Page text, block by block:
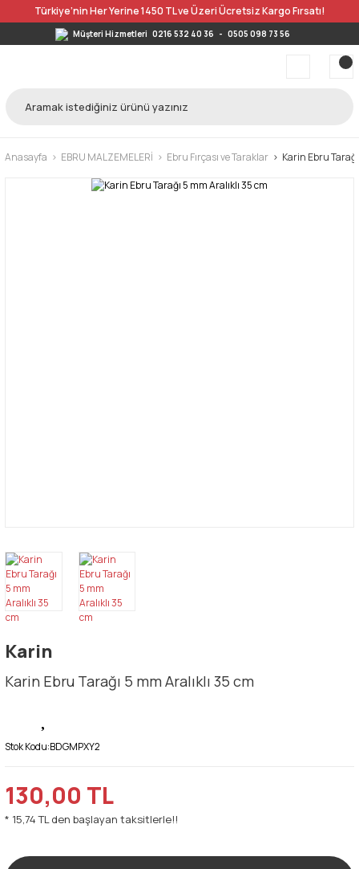
Türkiye’nin Her Yerine 1450 TL ve Üzeri Ücretsiz Kargo Fırsatı!
Müşteri Hizmetleri 0216 532 40 36 - 0505 098 73 56
Anasayfa EBRU MALZEMELERİ Ebru Fırçası ve Taraklar Karin Ebru
Karin
Karin Ebru Tarağı 5 mm Aralıklı 35 cm
Stok Kodu:BDGMPXY2
130,00 TL
* 15,74 TL den başlayan taksitlerle!!